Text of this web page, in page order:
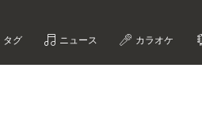
タグ ニュース カラオケ